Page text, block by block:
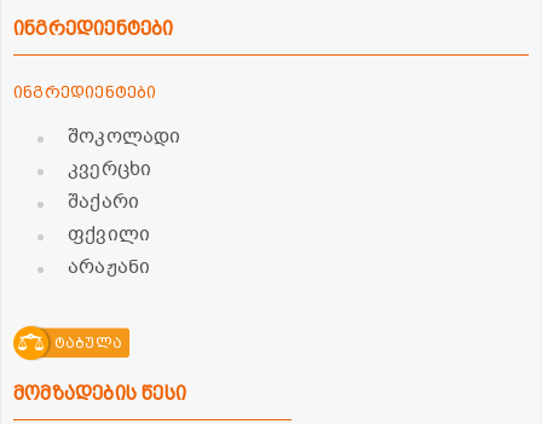
ინგრედიენტები
ინგრედიენტები
შოკოლადი
კვერცხი
შაქარი
ფქვილი
არაჟანი
ტაბულა
მომზადების წესი